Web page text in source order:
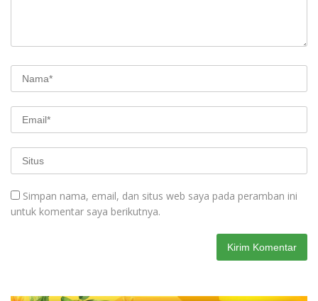
Simpan nama, email, dan situs web saya pada peramban ini
untuk komentar saya berikutnya.